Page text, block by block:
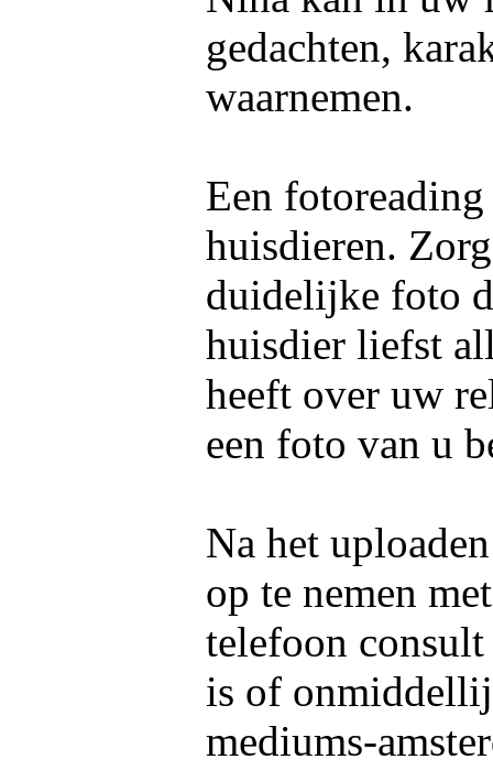
gedachten,
waarnemen.
Een
huisdieren.
duidelijke foto
huisdier liefst
heeft over uw
een foto van u
Na het
op te nemen
telefoon
is of
mediums-